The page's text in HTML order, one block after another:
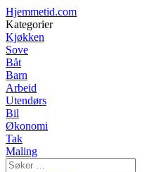
Hjemmetid.com
Kategorier
Kjøkken
Sove
Båt
Barn
Arbeid
Utendørs
Bil
Økonomi
Tak
Maling